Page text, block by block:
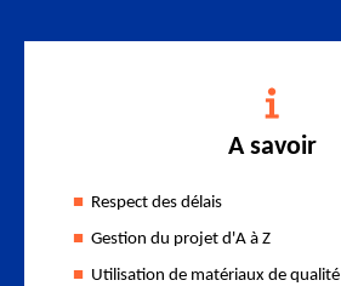
A savoir
Respect des délais
Gestion du projet d'A à Z
Utilisation de matériaux de qualité